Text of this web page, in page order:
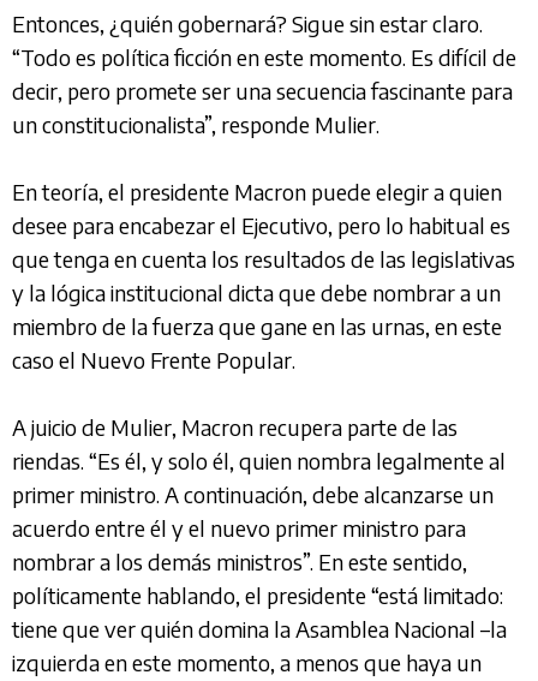
Entonces, ¿quién gobernará? Sigue sin estar claro.
“Todo es política ficción en este momento. Es difícil de
decir, pero promete ser una secuencia fascinante para
un constitucionalista”, responde Mulier.
En teoría, el presidente Macron puede elegir a quien
desee para encabezar el Ejecutivo, pero lo habitual es
que tenga en cuenta los resultados de las legislativas
y la lógica institucional dicta que debe nombrar a un
miembro de la fuerza que gane en las urnas, en este
caso el Nuevo Frente Popular.
A juicio de Mulier, Macron recupera parte de las
riendas. “Es él, y solo él, quien nombra legalmente al
primer ministro. A continuación, debe alcanzarse un
acuerdo entre él y el nuevo primer ministro para
nombrar a los demás ministros”. En este sentido,
políticamente hablando, el presidente “está limitado:
tiene que ver quién domina la Asamblea Nacional –la
izquierda en este momento, a menos que haya un